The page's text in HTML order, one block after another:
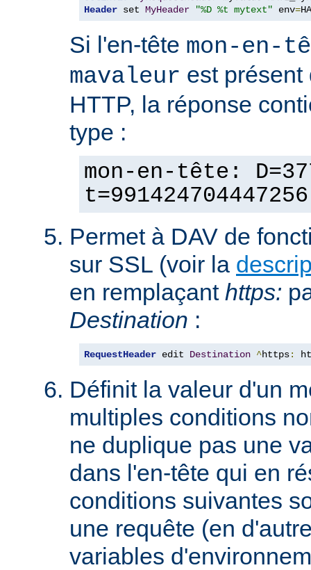
Header set MyHeader "%D %t mytext" env=
Si l'en-tête mon-en-
mavaleur est présent
HTTP, la réponse
type :
mon-en-tête:
Permet à DAV de
sur SSL (voir la
en remplaçant https:
Destination :
RequestHeader edit Destination ^https:
Définit la valeur d'un
multiples conditions
ne duplique pas une
dans l'en-tête qui en
conditions suivantes
une requête (en
variables